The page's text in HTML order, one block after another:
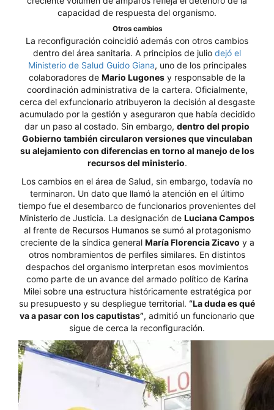
capacidad de respuesta del organismo.
Otros cambios
La reconfiguración coincidió además con otros cambios
dentro del área sanitaria. A principios de julio dejó el
Ministerio de Salud Guido Giana, uno de los principales
colaboradores de Mario Lugones y responsable de la
coordinación administrativa de la cartera. Oficialmente,
cerca del exfuncionario atribuyeron la decisión al desgaste
acumulado por la gestión y aseguraron que había decidido
dar un paso al costado. Sin embargo, dentro del propio
Gobierno también circularon versiones que vinculaban
su alejamiento con diferencias en torno al manejo de los
recursos del ministerio.
Los cambios en el área de Salud, sin embargo, todavía no
terminaron. Un dato que llamó la atención en el último
tiempo fue el desembarco de funcionarios provenientes del
Ministerio de Justicia. La designación de Luciana Campos
al frente de Recursos Humanos se sumó al protagonismo
creciente de la síndica general María Florencia Zicavo y a
otros nombramientos de perfiles similares. En distintos
despachos del organismo interpretan esos movimientos
como parte de un avance del armado político de Karina
Milei sobre una estructura históricamente estratégica por
su presupuesto y su despliegue territorial. “La duda es qué
va a pasar con los caputistas”, admitió un funcionario que
sigue de cerca la reconfiguración.